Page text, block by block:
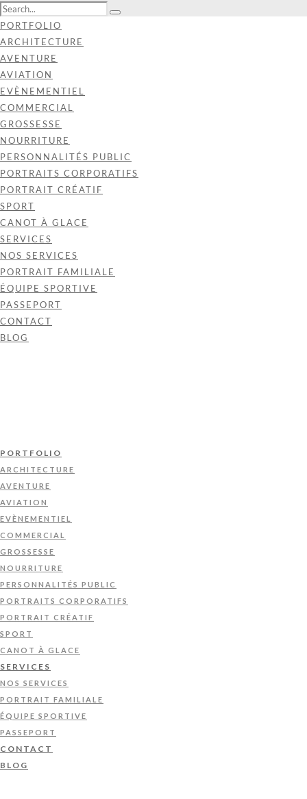
PORTFOLIO
ARCHITECTURE
AVENTURE
AVIATION
EVÈNEMENTIEL
COMMERCIAL
GROSSESSE
NOURRITURE
PERSONNALITÉS PUBLIC
PORTRAITS CORPORATIFS
PORTRAIT CRÉATIF
SPORT
CANOT À GLACE
SERVICES
NOS SERVICES
PORTRAIT FAMILIALE
ÉQUIPE SPORTIVE
PASSEPORT
CONTACT
BLOG
PORTFOLIO
ARCHITECTURE
AVENTURE
AVIATION
EVÈNEMENTIEL
COMMERCIAL
GROSSESSE
NOURRITURE
PERSONNALITÉS PUBLIC
PORTRAITS CORPORATIFS
PORTRAIT CRÉATIF
SPORT
CANOT À GLACE
SERVICES
NOS SERVICES
PORTRAIT FAMILIALE
ÉQUIPE SPORTIVE
PASSEPORT
CONTACT
BLOG